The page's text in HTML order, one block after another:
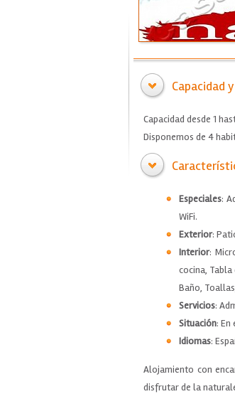
Capacidad
Capacidad desde 1
Disponemos de 4
Especiales:
WiFi.
Exterior:
Interior:
cocina, Tabla
Baño,
Servicios:
Situación:
Idiomas:
Alojamiento con
disfrutar de la